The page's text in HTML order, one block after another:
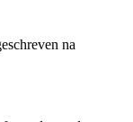
na